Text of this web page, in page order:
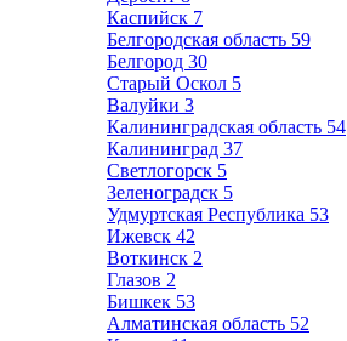
Каспийск 7
Белгородская область 59
Белгород 30
Старый Оскол 5
Валуйки 3
Калининградская область 54
Калининград 37
Светлогорск 5
Зеленоградск 5
Удмуртская Республика 53
Ижевск 42
Воткинск 2
Глазов 2
Бишкек 53
Алматинская область 52